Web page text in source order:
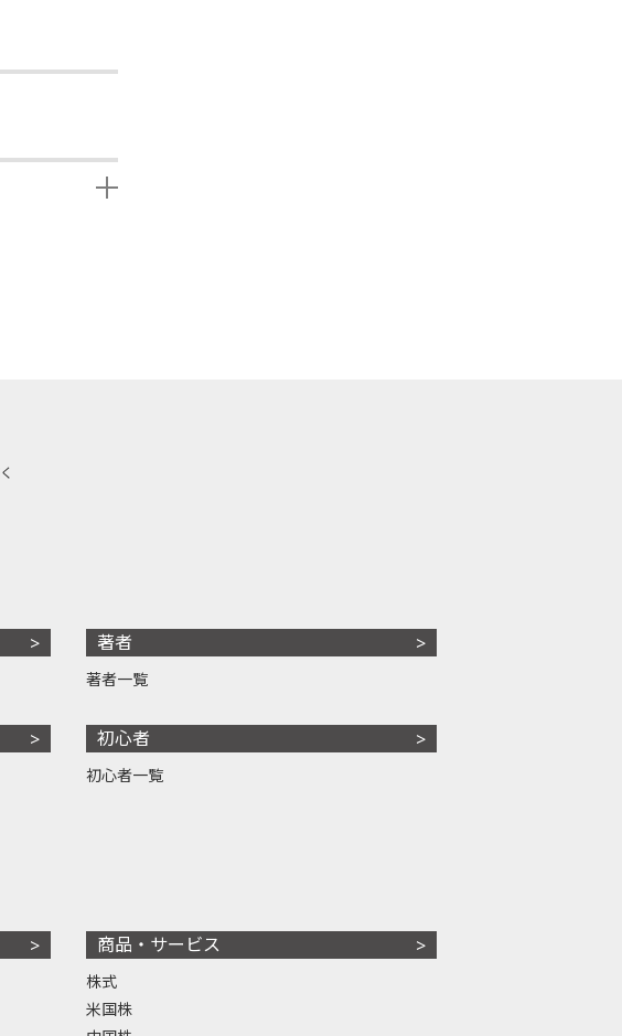
著者
著者一覧
初心者
初心者一覧
商品・サービス
株式
米国株